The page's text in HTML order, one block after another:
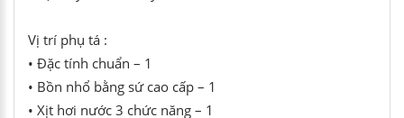
Vị trí phụ tá :
• Đặc tính chuẩn – 1
• Bồn nhổ bằng sứ cao cấp – 1
• Xịt hơi nước 3 chức năng – 1